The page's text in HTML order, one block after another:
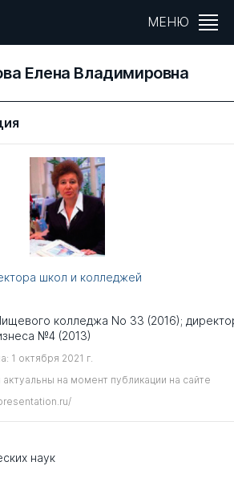
МЕНЮ
Елена Владимировна
школ и колледжей
колледжа No 33 (2016);
№4 (2013)
1 октября 2021 г.
на момент публикации на сайте
наук